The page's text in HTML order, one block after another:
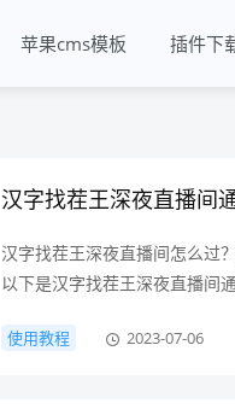
苹果cms模板 插件下
汉字找茬王深夜直播间
汉字找茬王深夜直播间怎么过
以下是汉字找茬王深夜直播间
使用教程 2023-07-06